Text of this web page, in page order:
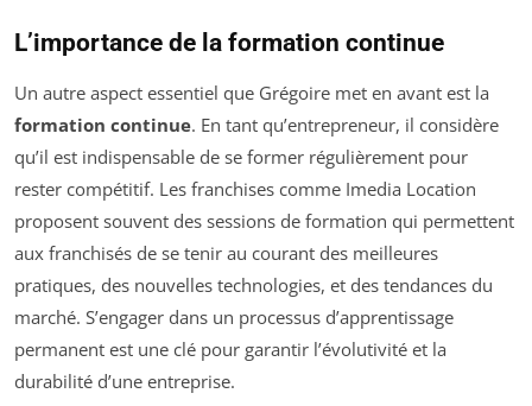
L’importance de la formation continue
Un autre aspect essentiel que Grégoire met en avant est la
formation continue. En tant qu’entrepreneur, il considère
qu’il est indispensable de se former régulièrement pour
rester compétitif. Les franchises comme Imedia Location
proposent souvent des sessions de formation qui permettent
aux franchisés de se tenir au courant des meilleures
pratiques, des nouvelles technologies, et des tendances du
marché. S’engager dans un processus d’apprentissage
permanent est une clé pour garantir l’évolutivité et la
durabilité d’une entreprise.